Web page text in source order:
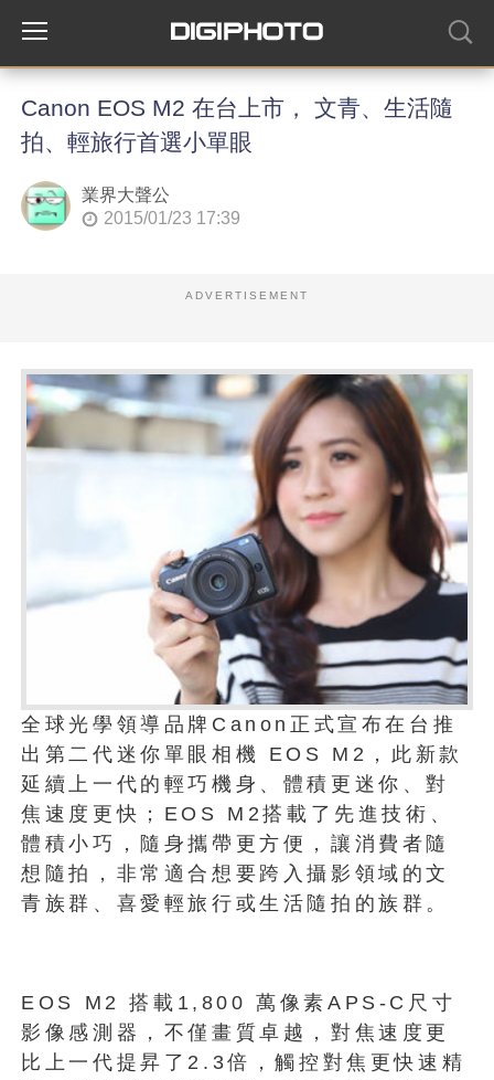
Canon EOS M2 在台上市， 文青、生活隨
拍、輕旅行首選小單眼
業界大聲公
2015/01/23 17:39
ADVERTISEMENT
全球光學領導品牌Canon正式宣布在台推
出第二代迷你單眼相機 EOS M2，此新款
延續上一代的輕巧機身、體積更迷你、對
焦速度更快；EOS M2搭載了先進技術、
體積小巧，隨身攜帶更方便，讓消費者隨
想隨拍，非常適合想要跨入攝影領域的文
青族群、喜愛輕旅行或生活隨拍的族群。
EOS M2 搭載1,800 萬像素APS-C尺寸
影像感測器，不僅畫質卓越，對焦速度更
比上一代提昇了2.3倍，觸控對焦更快速精